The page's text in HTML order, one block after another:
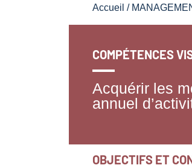
Accueil /
COMPÉTENCES
Acquérir les
annuel
OBJECTIFS ET